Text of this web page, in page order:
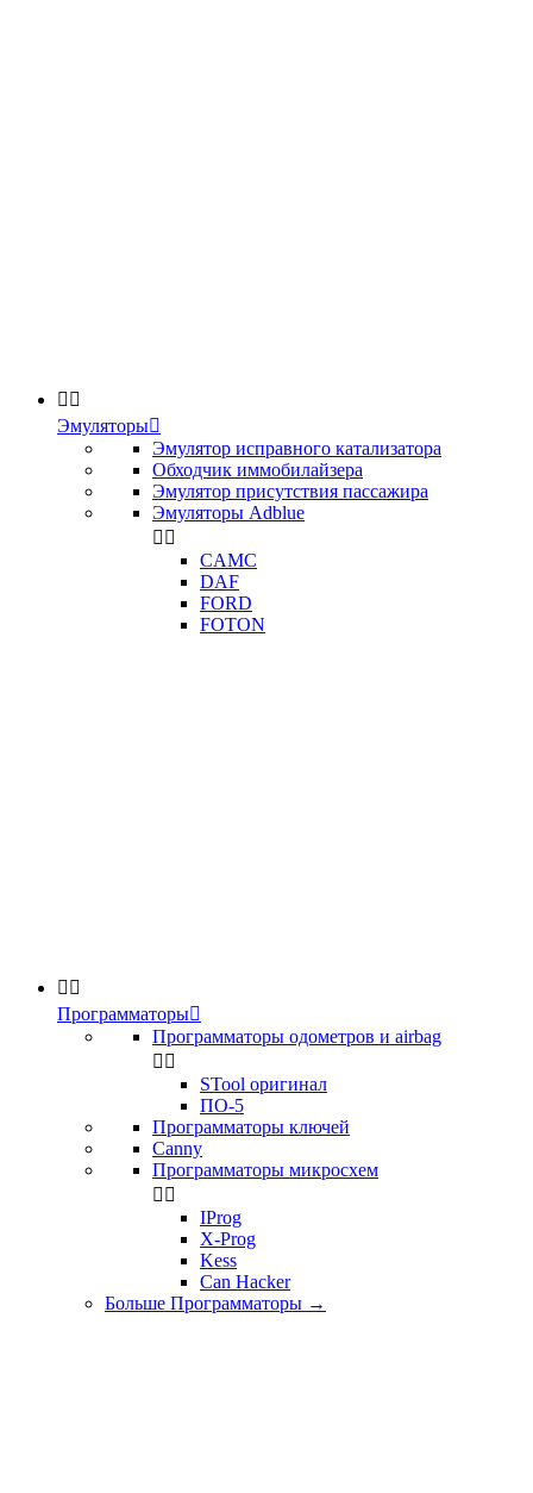
 
Эмуляторы
Эмулятор исправного катализатора
Обходчик иммобилайзера
Эмулятор присутствия пассажира
Эмуляторы Adblue
 
CAMC
DAF
FORD
FOTON
 
Программаторы
Программаторы одометров и airbag
 
STool оригинал
ПО-5
Программаторы ключей
Canny
Программаторы микросхем
 
IProg
X-Prog
Kess
Can Hacker
Больше Программаторы →